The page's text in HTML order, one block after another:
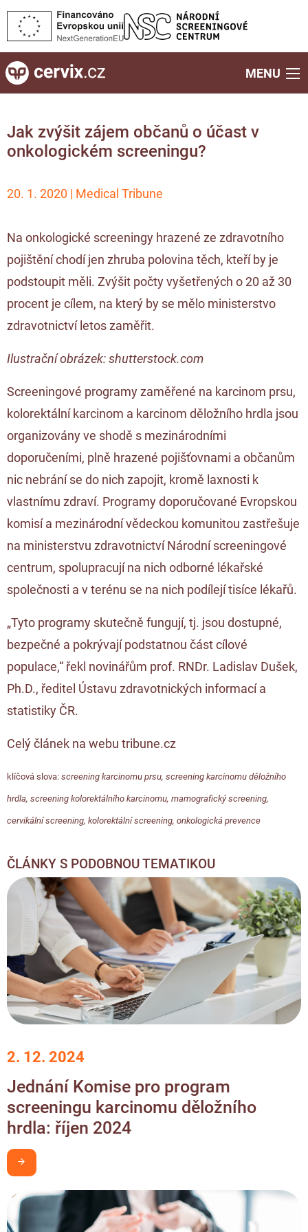
MENU
Jak zvýšit zájem občanů o účast v
onkologickém screeningu?
20. 1. 2020 | Medical Tribune
Na onkologické screeningy hrazené ze zdravotního
pojištění chodí jen zhruba polovina těch, kteří by je
podstoupit měli. Zvýšit počty vyšetřených o 20 až 30
procent je cílem, na který by se mělo ministerstvo
zdravotnictví letos zaměřit.
Ilustrační obrázek: shutterstock.com
Screeningové programy zaměřené na karcinom prsu,
kolorektální karcinom a karcinom děložního hrdla jsou
organizovány ve shodě s mezinárodními
doporučeními, plně hrazené pojišťovnami a občanům
nic nebrání se do nich zapojit, kromě laxnosti k
vlastnímu zdraví. Programy doporučované Evropskou
komisí a mezinárodní vědeckou komunitou zastřešuje
na ministerstvu zdravotnictví Národní screeningové
centrum, spolupracují na nich odborné lékařské
společnosti a v terénu se na nich podílejí tisíce lékařů.
„Tyto programy skutečně fungují, tj. jsou dostupné,
bezpečné a pokrývají podstatnou část cílové
populace,“ řekl novinářům prof. RNDr. Ladislav Dušek,
Ph.D., ředitel Ústavu zdravotnických informací a
statistiky ČR.
Celý článek na webu tribune.cz
klíčová slova: screening karcinomu prsu, screening karcinomu děložního
hrdla, screening kolorektálního karcinomu, mamografický screening,
cervikální screening, kolorektální screening, onkologická prevence
ČLÁNKY S PODOBNOU TEMATIKOU
2. 12. 2024
Jednání Komise pro program
screeningu karcinomu děložního
hrdla: říjen 2024